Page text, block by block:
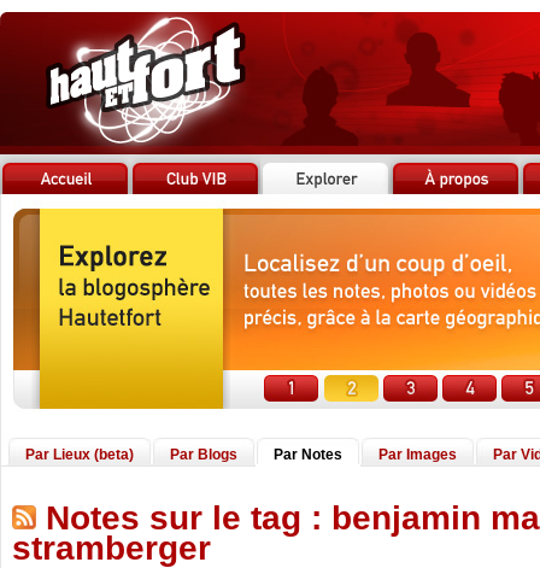
Par Lieux (beta) Par Blogs Par Notes Par Images Par
Notes sur le tag : benjamin
stramberger